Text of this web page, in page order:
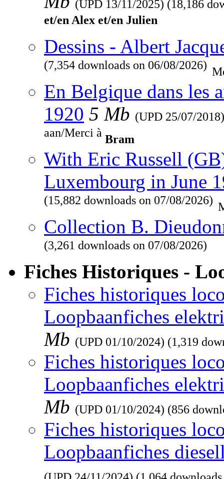
(UPD 13/11/2025) (18,186
et/en Alex et/en Julien
Dessins - Albert
(7,354 downloads on 06/08/2026)
En Belgique dans les
1920 5 Mb (UPD 25/07/2018
aan/Merci à Bram
With Eric Russell
Luxembourg in June
(15,882 downloads on 07/08/2026)
Collection B.
(3,261 downloads on 07/08/2026)
Fiches Historiques -
Fiches historiques
Loopbaanfiches
Mb (UPD 01/10/2024) (1,319
Fiches historiques
Loopbaanfiches
Mb (UPD 01/10/2024) (856
Fiches historiques
Loopbaanfiches